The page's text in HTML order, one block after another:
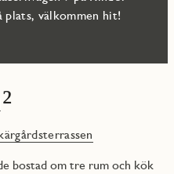
plats, välkommen hit!
bostad om tre rum och kök